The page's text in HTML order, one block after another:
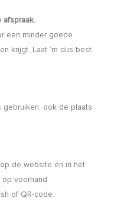
afspraak.
een minder goede
krijgt. Laat ‘m dus best
ook de plaats
de website én in het
voorhand
of QR-code.